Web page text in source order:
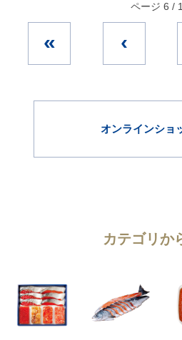
ページ 6 /
« ‹
オンラインショ
カテゴリか